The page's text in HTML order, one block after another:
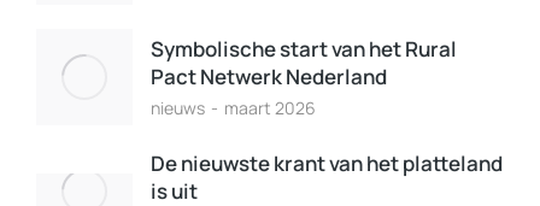
Symbolische start van het Rural
Pact Netwerk Nederland
nieuws maart 2026
De nieuwste krant van het platteland
is uit